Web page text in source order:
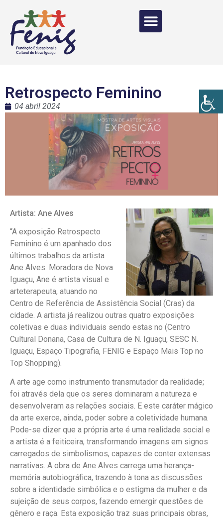
Retrospecto Feminino
04 abril 2024
Artista: Ane Alves
“A exposição Retrospecto
Feminino é um apanhado dos
últimos trabalhos da artista
Ane Alves. Moradora de Nova
Iguaçu, Ane é artista visual e
arteterapeuta, atuando no
Centro de Referência de Assistência Social (Cras) da
cidade. A artista já realizou outras quatro exposições
coletivas e duas individuais sendo estas no (Centro
Cultural Donana, Casa de Cultura de N. Iguaçu, SESC N.
Iguaçu, Espaço Tipografia, FENIG e Espaço Mais Top no
Top Shopping).
A arte age como instrumento transmutador da realidade;
foi através dela que os seres dominaram a natureza e
desenvolveram as relações sociais. E este caráter mágico
da arte exerce, ainda, poder sobre a coletividade humana.
Pode-se dizer que a própria arte é uma realidade social e
a artista é a feiticeira, transformando imagens em signos
carregados de simbolismos, capazes de conter extensas
narrativas. A obra de Ane Alves carrega uma herança-
memória autobiográfica, trazendo à tona as discussões
sobre a identidade simbólica e o estigma da mulher e da
sujeição de seus corpos, fazendo emergir questões de
gênero e raça. Esta exposição traz suas principais obras,